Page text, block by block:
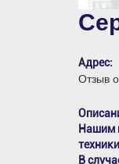
Адрес:
Отзыв
Нашим
В